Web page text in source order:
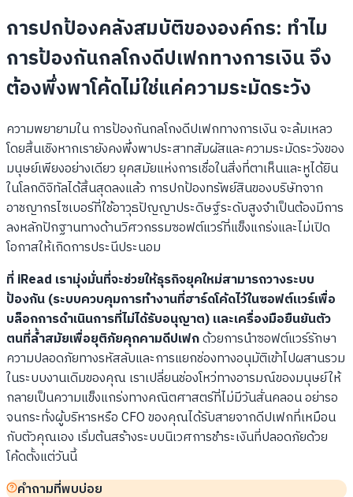
การปกป้องคลังสมบัติขององค์กร: ทำไม
การป้องกันกลโกงดีปเฟกทางการเงิน จึง
ต้องพึ่งพาโค้ดไม่ใช่แค่ความระมัดระวัง
ความพยายามใน การป้องกันกลโกงดีปเฟกทางการเงิน จะล้มเหลว
โดยสิ้นเชิงหากเรายังคงพึ่งพาประสาทสัมผัสและความระมัดระวังของ
มนุษย์เพียงอย่างเดียว ยุคสมัยแห่งการเชื่อในสิ่งที่ตาเห็นและหูได้ยิน
ในโลกดิจิทัลได้สิ้นสุดลงแล้ว การปกป้องทรัพย์สินของบริษัทจาก
อาชญากรไซเบอร์ที่ใช้อาวุธปัญญาประดิษฐ์ระดับสูงจำเป็นต้องมีการ
ลงหลักปักฐานทางด้านวิศวกรรมซอฟต์แวร์ที่แข็งแกร่งและไม่เปิด
โอกาสให้เกิดการประนีประนอม
ที่ iRead เรามุ่งมั่นที่จะช่วยให้ธุรกิจยุคใหม่สามารถวางระบบ
ป้องกัน (ระบบควบคุมการทำงานที่ฮาร์ดโค้ดไว้ในซอฟต์แวร์เพื่อ
บล็อกการดำเนินการที่ไม่ได้รับอนุญาต) และเครื่องมือยืนยันตัว
ตนที่ล้ำสมัยเพื่อยุติภัยคุกคามดีปเฟกด้วยการนำซอฟต์แวร์รักษา
ความปลอดภัยทางรหัสลับและการแยกช่องทางอนุมัติเข้าไปผสานรวม
ในระบบงานเดิมของคุณ เราเปลี่ยนช่องโหว่ทางอารมณ์ของมนุษย์ให้
กลายเป็นความแข็งแกร่งทางคณิตศาสตร์ที่ไม่มีวันสั่นคลอน อย่ารอ
จนกระทั่งผู้บริหารหรือ CFO ของคุณได้รับสายจากดีปเฟกที่เหมือน
กับตัวคุณเอง เริ่มต้นสร้างระบบนิเวศการชำระเงินที่ปลอดภัยด้วย
โค้ดตั้งแต่วันนี้
คำถามที่พบบ่อย